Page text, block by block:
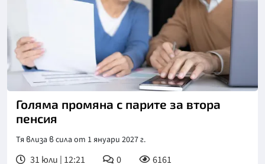
Голяма промяна с парите за втора
пенсия
Тя влиза в сила от 1 януари 2027 г.
31 юли | 12:21 0 6161